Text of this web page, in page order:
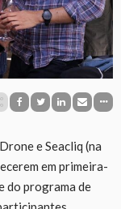
e Seacliq (na
em primeira-
do programa de